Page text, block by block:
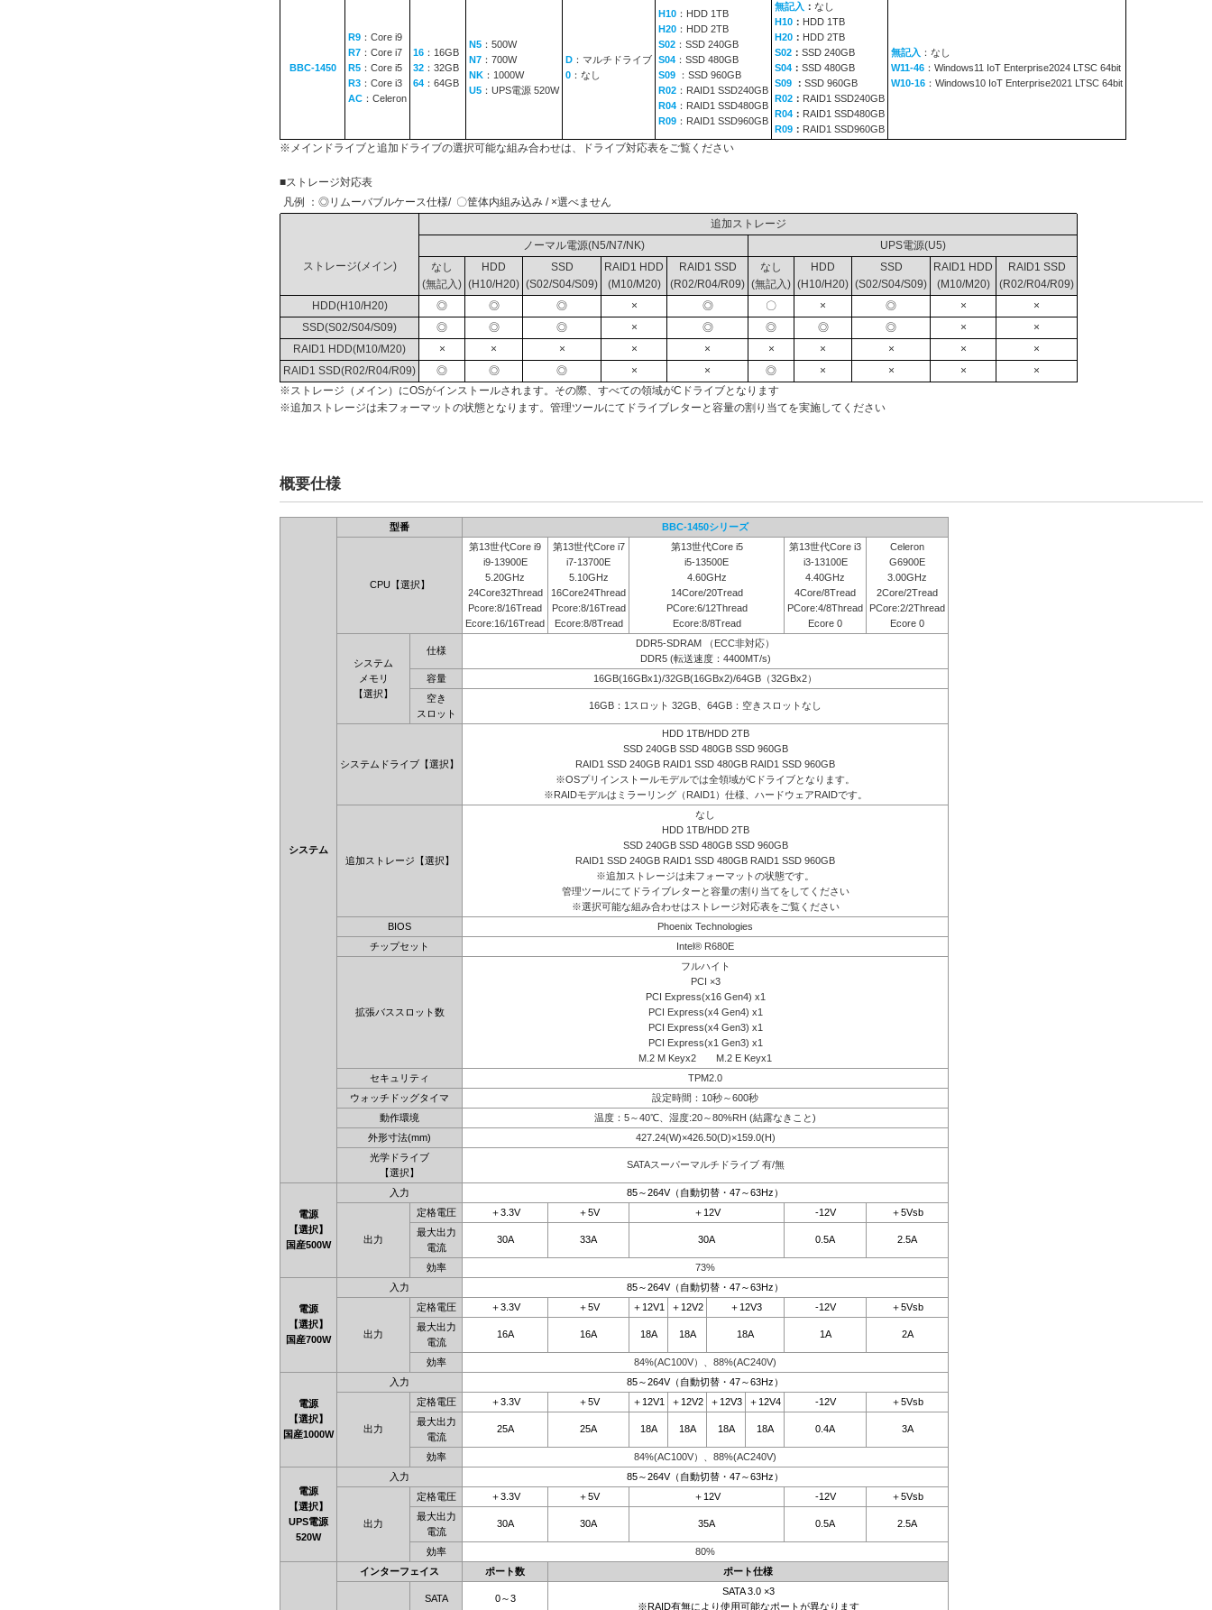
BBC-1450
R9 ：Core i9
R7 ：Core i7
R5 ：Core i5
R3 ：Core i3
AC ：Celeron
16 ：16GB
32 ：32GB
64 ：64GB
N5 ：500W
N7 ：700W
NK ：1000W
U5 ：UPS電源 520W
D ：マルチドライブ
0 ：なし
H10 ：HDD 1TB
H20 ：HDD 2TB
S02 ：SSD 240GB
S04 ：SSD 480GB
S09
：SSD 960GB
R02 ：RAID1 SSD240GB
R04 ：RAID1 SSD480GB
R09 ：RAID1 SSD960GB
無記入 ： なし
H10 ： HDD 1TB
H20 ： HDD 2TB
S02 ： SSD 240GB
S04 ： SSD 480GB
S09
： SSD 960GB
R02 ： RAID1 SSD240GB
R04 ： RAID1 SSD480GB
R09 ： RAID1 SSD960GB
無記入 ：なし
W11-46 ：Windows11 IoT Enterprise2024 LTSC 64bit
W10-16 ：Windows10 IoT Enterprise2021 LTSC 64bit
※メインドライブと追加ドライブの選択可能な組み合わせは、ドライブ対応表をご覧ください
■ストレージ対応表
凡例 ：◎リムーバブルケース仕様/ 〇筐体内組み込み / ×選べません
追加ストレージ
ノーマル電源(N5/N7/NK)
UPS電源(U5)
ストレージ(メイン)
なし
(無記入)
HDD
(H10/H20)
SSD
(S02/S04/S09)
RAID1 HDD
(M10/M20)
RAID1 SSD
(R02/R04/R09)
なし
(無記入)
HDD
(H10/H20)
SSD
(S02/S04/S09)
RAID1 HDD
(M10/M20)
RAID1 SSD
(R02/R04/R09)
HDD(H10/H20)
◎ ◎ ◎ × ◎ 〇 × ◎ ×
×
SSD(S02/S04/S09)
◎ ◎ ◎ × ◎ ◎ ◎ ◎ ×
×
RAID1 HDD(M10/M20)
× × × × × × × × ×
×
RAID1 SSD(R02/R04/R09)
◎ ◎ ◎ × × ◎ × × ×
×
※ストレージ（メイン）にOSがインストールされます。その際、すべての領域がCドライブとなります
※追加ストレージは未フォーマットの状態となります。管理ツールにてドライブレターと容量の割り当てを実施してください
概要仕様
システム
型番 BBC-1450シリーズ
CPU【選択】
第13世代Core i9
i9-13900E
5.20GHz
24Core32Thread
Pcore:8/16Tread
Ecore:16/16Tread
第13世代Core i7
i7-13700E
5.10GHz
16Core24Thread
Pcore:8/16Tread
Ecore:8/8Tread
第13世代Core i5
i5-13500E
4.60GHz
14Core/20Tread
PCore:6/12Thread
Ecore:8/8Tread
第13世代Core i3
i3-13100E
4.40GHz
4Core/8Tread
PCore:4/8Thread
Ecore 0
Celeron
G6900E
3.00GHz
2Core/2Tread
PCore:2/2Thread
Ecore 0
システム
メモリ
【選択】
仕様
DDR5-SDRAM （ECC非対応）
DDR5 (転送速度：4400MT/s)
容量
16GB(16GBx1)/32GB(16GBx2)/64GB（32GBx2）
空き
スロット
16GB：1スロット 32GB、64GB：空きスロットなし
システムドライブ【選択】
HDD 1TB/HDD 2TB
SSD 240GB SSD 480GB SSD 960GB
RAID1 SSD 240GB RAID1 SSD 480GB RAID1 SSD 960GB
※OSプリインストールモデルでは全領域がCドライブとなります。
※RAIDモデルはミラーリング（RAID1）仕様、ハードウェアRAIDです。
追加ストレージ【選択】
なし
HDD 1TB/HDD 2TB
SSD 240GB SSD 480GB SSD 960GB
RAID1 SSD 240GB RAID1 SSD 480GB RAID1 SSD 960GB
※追加ストレージは未フォーマットの状態です。
管理ツールにてドライブレターと容量の割り当てをしてください
※選択可能な組み合わせはストレージ対応表をご覧ください
BIOS
Phoenix Technologies
チップセット
Intel® R680E
拡張バススロット数
フルハイト
PCI ×3
PCI Express(x16 Gen4) x1
PCI Express(x4 Gen4) x1
PCI Express(x4 Gen3) x1
PCI Express(x1 Gen3) x1
M.2 M Keyx2 M.2 E Keyx1
セキュリティ
TPM2.0
ウォッチドッグタイマ
設定時間：10秒～600秒
動作環境
温度：5～40℃、湿度:20～80%RH (結露なきこと)
外形寸法(mm)
427.24(W)×426.50(D)×159.0(H)
光学ドライブ
【選択】
SATAスーパーマルチドライブ 有/無
電源
【選択】
国産500W
入力 85～264V（自動切替・47～63Hz）
出力
定格電圧 ＋3.3V ＋5V ＋12V -12V
＋5Vsb
最大出力
電流
30A 33A 30A 0.5A 2.5A
効率 73%
電源
【選択】
国産700W
入力 85～264V（自動切替・47～63Hz）
出力
定格電圧 ＋3.3V ＋5V ＋12V1 ＋12V2 ＋12V3 -12V
＋5Vsb
最大出力
電流
16A 16A 18A 18A 18A 1A 2A
効率 84%(AC100V）、88%(AC240V)
電源
【選択】
国産1000W
入力 85～264V（自動切替・47～63Hz）
出力
定格電圧 ＋3.3V ＋5V ＋12V1 ＋12V2 ＋12V3 ＋12V4 -12V
＋5Vsb
最大出力
電流
25A 25A 18A 18A 18A 18A 0.4A 3A
効率 84%(AC100V）、88%(AC240V)
電源
【選択】
UPS電源
520W
入力 85～264V（自動切替・47～63Hz）
出力
定格電圧 ＋3.3V ＋5V ＋12V -12V
＋5Vsb
最大出力
電流
30A 30A 35A 0.5A 2.5A
効率
80%
インターフェイス
ポート数 ポート仕様
SATA 0～3
SATA 3.0 ×3
※RAID有無により使用可能なポートが異なります